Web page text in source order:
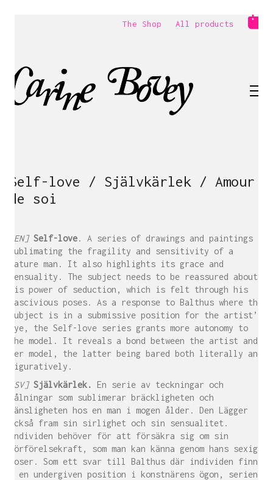
The Shop All products
Self-love / Självkärlek / Amour
de soi
[EN] Self-love. A series of drawings and paintings
sublimating the fragility and sensitivity of a
mature man. It also highlights its grace and
sensuality. The subject needs to be reassured about
his power of seduction, which is felt through his
lascivious poses. As a response to Balthus where the
subject is in a submissive position for the artist’s
eye, the Self-love series grants more autonomy to
the model. It reveals a bond between the artist and
her model, the latter being bared both literally and
figuratively.
[SV] Självkärlek. En serie av teckningar och
målningar som sublimerar bräckligheten och
känsligheten hos en man i mogen ålder. Den Lägger
också fram sin sirlighet och sin sensualitet.
Individen behöver för att försäkra sig om sin
förförelsekraft, som man kan känna genom hans sexiga
poser. Som ett svar till Balthus där individen finns
i en undergiven position i konstnärens ögon, serien